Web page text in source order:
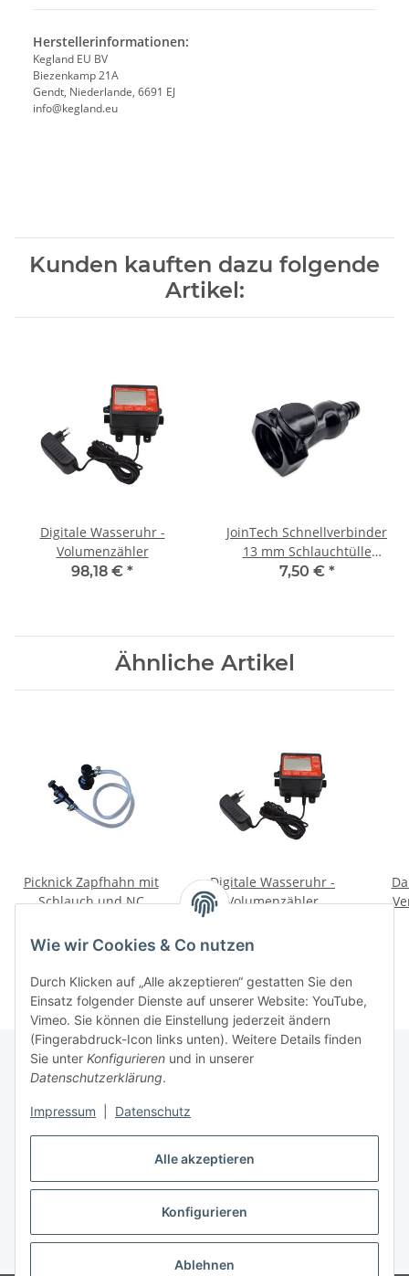
Alle akzeptieren
Konfigurieren
Ablehnen
Wie wir Cookies & Co nutzen
Durch Klicken auf „Alle akzeptieren“ gestatten Sie den
Einsatz folgender Dienste auf unserer Website: YouTube,
Vimeo. Sie können die Einstellung jederzeit ändern
(Fingerabdruck-Icon links unten). Weitere Details finden
Sie unter Konfigurieren und in unserer
Datenschutzerklärung.
Impressum Datenschutz
Herstellerinformationen:
Kegland EU BV
Biezenkamp 21A
Gendt, Niederlande, 6691 EJ
info@kegland.eu
Kunden kauften dazu folgende
Artikel:
Digitale Wasseruhr -
Volumenzähler
98,18 € *
JoinTech Schnellverbinder
13 mm Schlauchtülle
selbstschließend
7,50 € *
Ähnliche Artikel
Picknick Zapfhahn mit
Schlauch und NC
Digitale Wasseruhr -
Volumenzähler
Vertrag widerrufen